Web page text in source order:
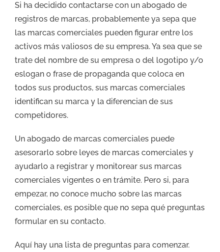
Si ha decidido contactarse con un abogado de
registros de marcas, probablemente ya sepa que
las marcas comerciales pueden figurar entre los
activos más valiosos de su empresa. Ya sea que se
trate del nombre de su empresa o del logotipo y/o
eslogan o frase de propaganda que coloca en
todos sus productos, sus marcas comerciales
identifican su marca y la diferencian de sus
competidores.
Un abogado de marcas comerciales puede
asesorarlo sobre leyes de marcas comerciales y
ayudarlo a registrar y monitorear sus marcas
comerciales vigentes o en trámite. Pero si, para
empezar, no conoce mucho sobre las marcas
comerciales, es posible que no sepa qué preguntas
formular en su contacto.
Aquí hay una lista de preguntas para comenzar.